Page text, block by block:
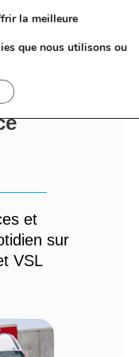
:
et
sur
VSL
la meilleure
que nous utilisons ou